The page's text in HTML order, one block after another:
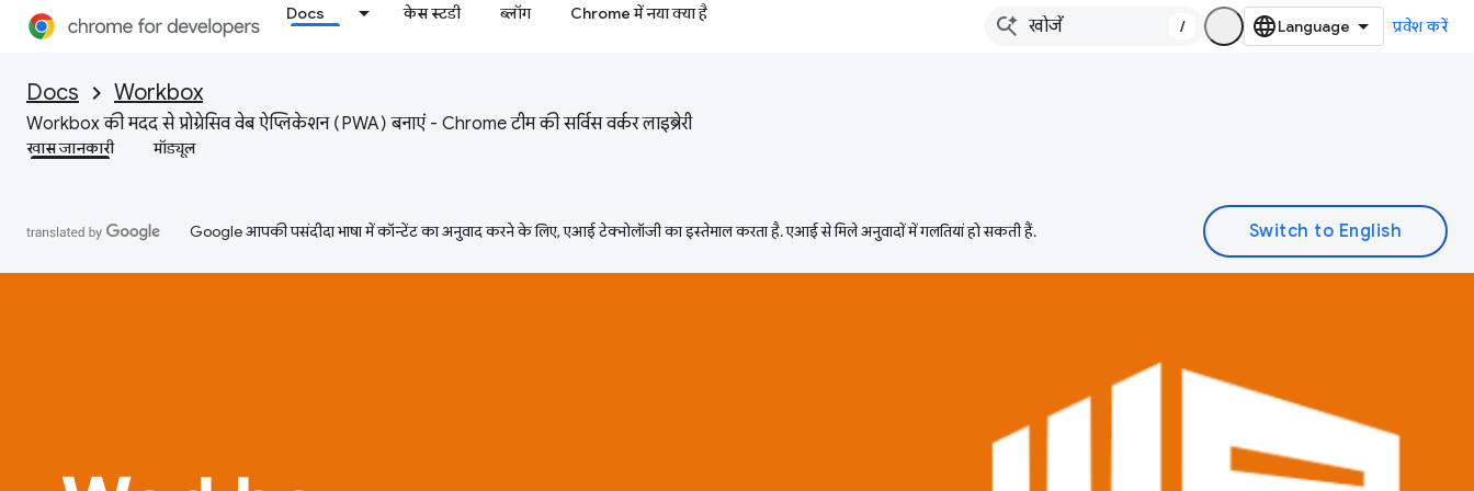
Docs केस स्टडी ब्लॉग Chrome में नया क्या है
/ प्रवेश करें
Docs Workbox
Workbox की मदद से प्रोग्रेसिव वेब ऐप्लिकेशन (PWA) बनाएं - Chrome टीम की सर्विस वर्कर लाइब्रेरी
खास जानकारी मॉड्यूल
Google आपकी पसंदीदा भाषा में कॉन्टेंट का अनुवाद करने के लिए, एआई टेक्नोलॉजी का इस्तेमाल करता है. एआई से मिले अनुवादों में गलतियां हो सकती हैं.